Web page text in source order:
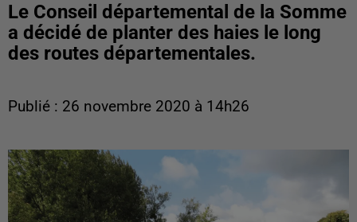
Le Conseil départemental de la Somme
a décidé de planter des haies le long
des routes départementales.
Publié : 26 novembre 2020 à 14h26